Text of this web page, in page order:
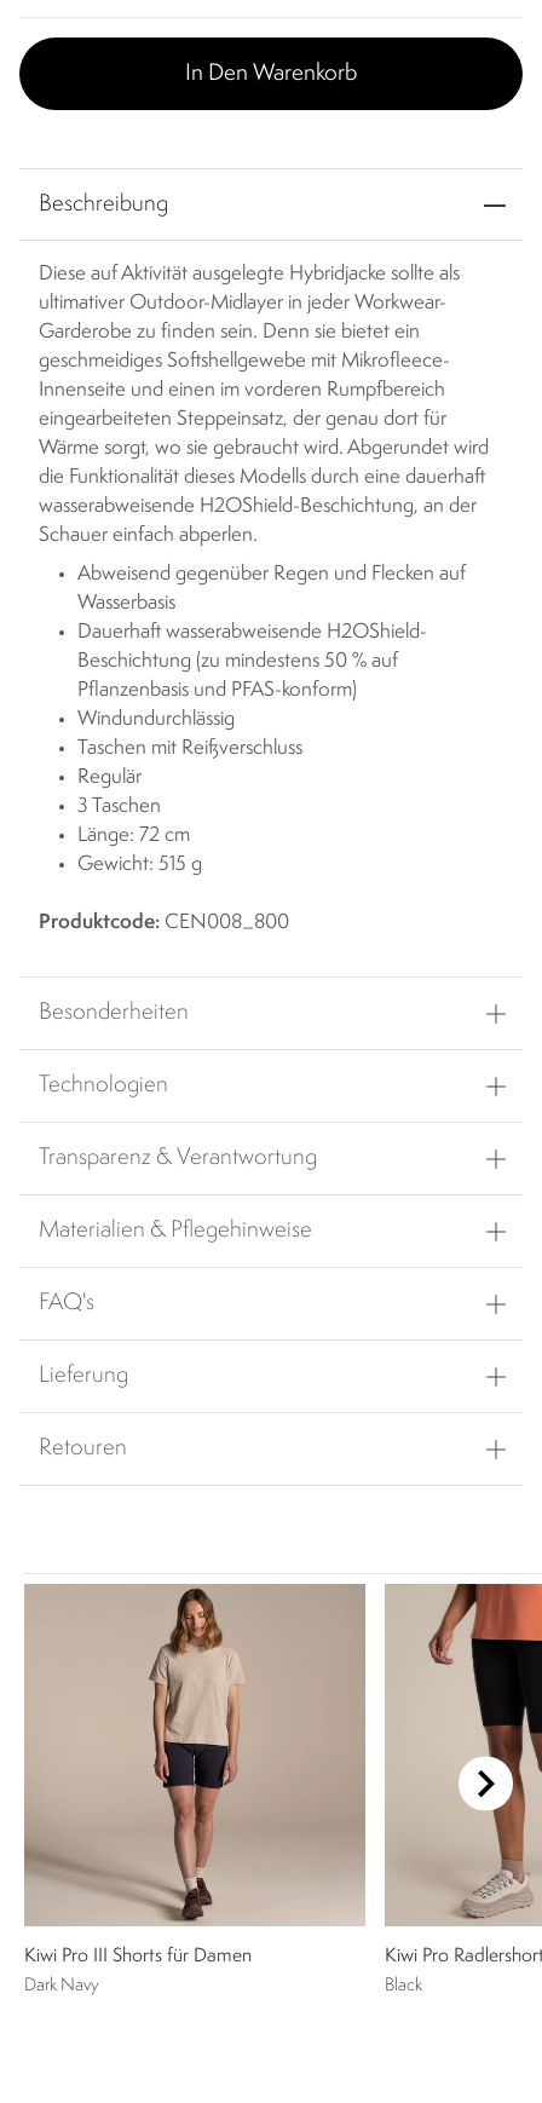
In Den Warenkorb
Beschreibung
Diese auf Aktivität ausgelegte Hybridjacke sollte als
ultimativer Outdoor-Midlayer in jeder Workwear-
Garderobe zu finden sein. Denn sie bietet ein
geschmeidiges Softshellgewebe mit Mikrofleece-
Innenseite und einen im vorderen Rumpfbereich
eingearbeiteten Steppeinsatz, der genau dort für
Wärme sorgt, wo sie gebraucht wird. Abgerundet wird
die Funktionalität dieses Modells durch eine dauerhaft
wasserabweisende H2OShield-Beschichtung, an der
Schauer einfach abperlen.
Abweisend gegenüber Regen und Flecken auf
Wasserbasis
Dauerhaft wasserabweisende H2OShield-
Beschichtung (zu mindestens 50 % auf
Pflanzenbasis und PFAS-konform)
Windundurchlässig
Taschen mit Reißverschluss
Regulär
3 Taschen
Länge: 72 cm
Gewicht: 515 g
Produktcode: CEN008_800
Besonderheiten
Technologien
Transparenz & Verantwortung
Materialien & Pflegehinweise
FAQ's
Lieferung
Retouren
Kiwi Pro III Shorts für Damen
Dark Navy
Kiwi Pro
Black